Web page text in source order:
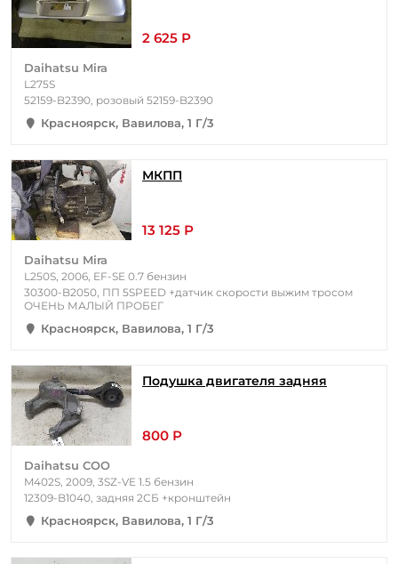
2 625 Р
Daihatsu Mira
L275S
52159-B2390, розовый 52159-B2390
Красноярск, Вавилова, 1 Г/3
МКПП
13 125 Р
Daihatsu Mira
L250S, 2006, EF-SE 0.7 бензин
30300-B2050, ПП 5SPEED +датчик скорости выжим тросом
ОЧЕНЬ МАЛЫЙ ПРОБЕГ
Красноярск, Вавилова, 1 Г/3
Подушка двигателя задняя
800 Р
Daihatsu COO
M402S, 2009, 3SZ-VE 1.5 бензин
12309-B1040, задняя 2СБ +кронштейн
Красноярск, Вавилова, 1 Г/3